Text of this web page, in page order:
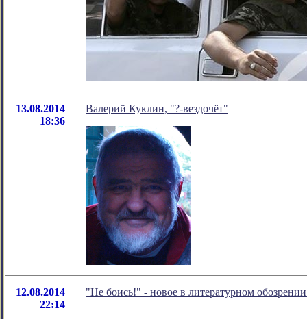
13.08.2014
18:36
Валерий Куклин, "?-вездочёт"
12.08.2014
22:14
"Не боись!" - новое в литературном